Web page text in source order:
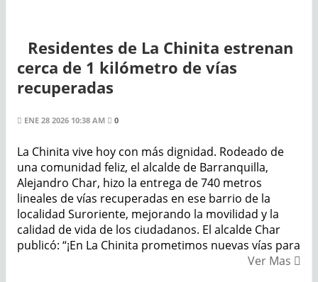
Residentes de La Chinita estrenan
cerca de 1 kilómetro de vías
recuperadas
ENE 28 2026 10:38 AM 0
La Chinita vive hoy con más dignidad. Rodeado de
una comunidad feliz, el alcalde de Barranquilla,
Alejandro Char, hizo la entrega de 740 metros
lineales de vías recuperadas en ese barrio de la
localidad Suroriente, mejorando la movilidad y la
calidad de vida de los ciudadanos. El alcalde Char
publicó: “¡En La Chinita prometimos nuevas vías para
Ver Mas